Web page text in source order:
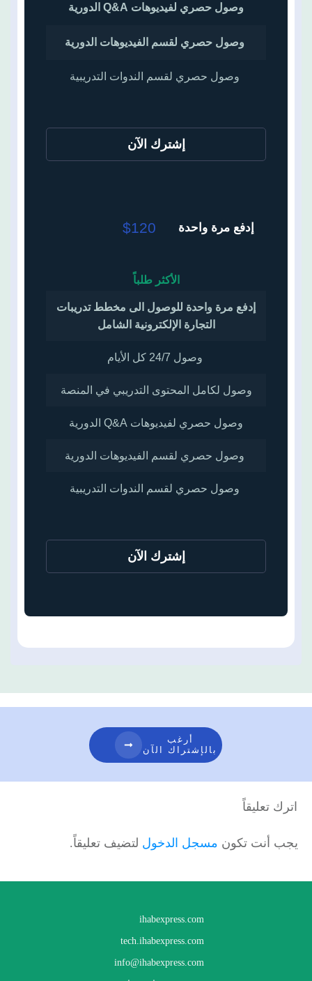
وصول حصري لفيديوهات Q&A الدورية
وصول حصري لقسم الفيديوهات الدورية
وصول حصري لقسم الندوات التدريبية
إشترك الآن
إدفع مرة واحدة $120
الأكثر طلباً
إدفع مرة واحدة للوصول الى مخطط تدريبات
التجارة الإلكترونية الشامل
وصول 24/7 كل الأيام
وصول لكامل المحتوى التدريبي في المنصة
وصول حصري لفيديوهات Q&A الدورية
وصول حصري لقسم الفيديوهات الدورية
وصول حصري لقسم الندوات التدريبية
إشترك الآن
أرغب
بالإشتراك الآن
اترك تعليقاً
يجب أنت تكون مسجل الدخول لتضيف تعليقاً.
ihabexpress.com
tech.ihabexpress.com
info@ihabexpress.com